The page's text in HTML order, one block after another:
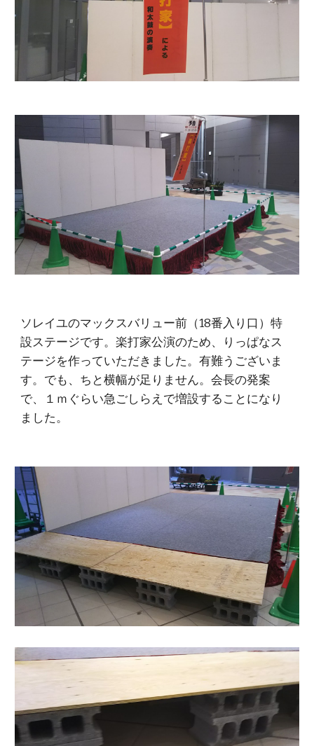
ソレイユのマックスバリュー前（18番入り口）特
設ステージです。楽打家公演のため、りっぱなス
テージを作っていただきました。有難うございま
す。でも、ちと横幅が足りません。会長の発案
で、１ｍぐらい急ごしらえで増設することになり
ました。